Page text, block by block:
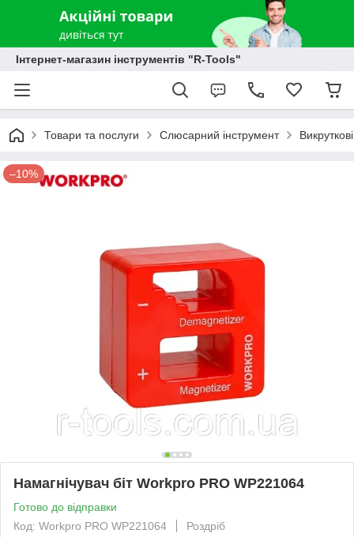
Інтернет-магазин інструментів "R-Tools"
Товари та послуги Слюсарний інструмент
–10%
Намагнічувач біт Workpro PRO WP221064
Готово до відправки
Код: Workpro PRO WP221064
Роздріб